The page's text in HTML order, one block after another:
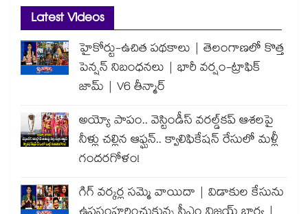
Latest Videos
హైకోర్టు-ఉచిత పథకాలు | తెలంగాణలో కొత్త
పెన్షన్ నిబంధనలు | భారీ వర్షం-ట్రాఫిక్
జామ్ | V6 తీన్మార్
అయ్యో పాపం.. వెస్టిండీస్ వరల్డ్‌కప్ ఆశలపై
నీళ్లు చల్లిన ఆఫ్ఘన్.. క్వాలిఫికేషన్ రేసులో మళ్లీ
గందరగోళం!
గిగ్ వర్కర్ల సమ్మె వాయిదా | విడాకుల కేసును